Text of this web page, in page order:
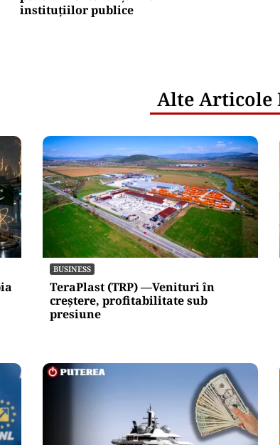
Transgaz vrea să devină
Oficiuldestiri.ro
Atacurile cibernetice
expun vulnerabilitățile
statului român: ANP
repetă scenariul e‑Terra.
Ce ascund comunicările
oficiale și cine răspunde
pentru mentenanța IT a
instituțiilor publice